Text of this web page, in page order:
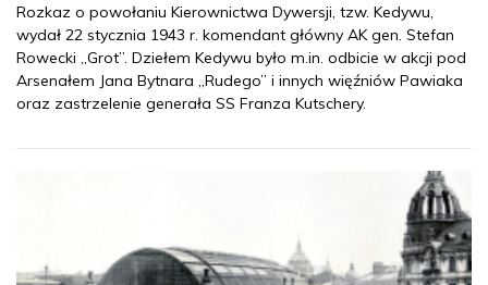
Rozkaz o powołaniu Kierownictwa Dywersji, tzw. Kedywu,
wydał 22 stycznia 1943 r. komendant główny AK gen. Stefan
Rowecki „Grot”. Dziełem Kedywu było m.in. odbicie w akcji pod
Arsenałem Jana Bytnara „Rudego” i innych więźniów Pawiaka
oraz zastrzelenie generała SS Franza Kutschery.